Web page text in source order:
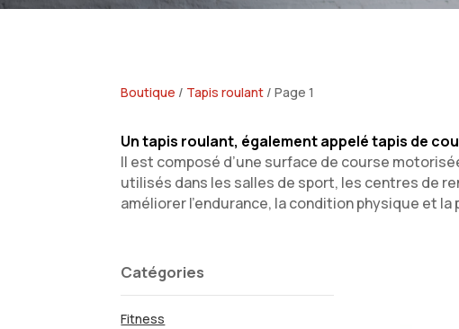
Boutique / Tapis roulant / Page 1
Un tapis roulant, également appelé tapis de
Il est composé d’une surface de course
utilisés dans les salles de sport, les centres de
améliorer l’endurance, la condition physique et la
Catégories
Fitness